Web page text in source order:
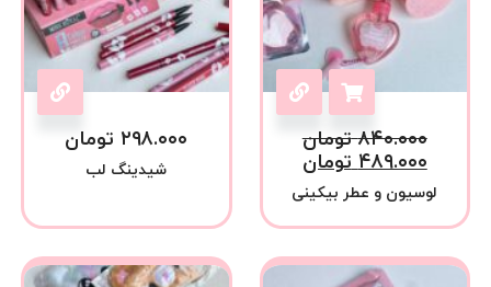
۸۴۰.۰۰۰ تومان
۴۸۹.۰۰۰ تومان
لوسیون و عطر بیکینی
۲۹۸.۰۰۰ تومان
شیدینگ لب